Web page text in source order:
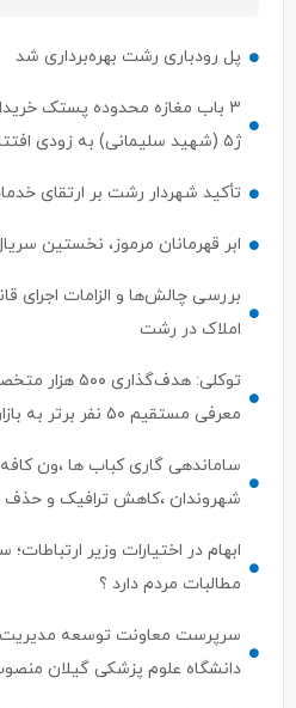
پل رودباری رشت بهره‌برداری شد
۳ باب مغازه محدوده پستک
ژ۵ (شهید سلیمانی) به زودی افتتاح می‌شود
تأکید شهردار رشت بر ارتقای
ابر قهرمانان مرموز، نخستین
بررسی چالش‌ها و الزامات اجرای
املاک در رشت
توکلی:
معرفی مستقیم ۵۰ نفر برتر به بازار کار
ساماندهی گاری کباب ها ،ون
شهروندان ،کاهش ترافیک و حذف
ابهام در اختیارات وزیر
مطالبات مردم دارد ؟
سرپرست معاونت توسعه مدیریت،
دانشگاه علوم پزشکی گیلان